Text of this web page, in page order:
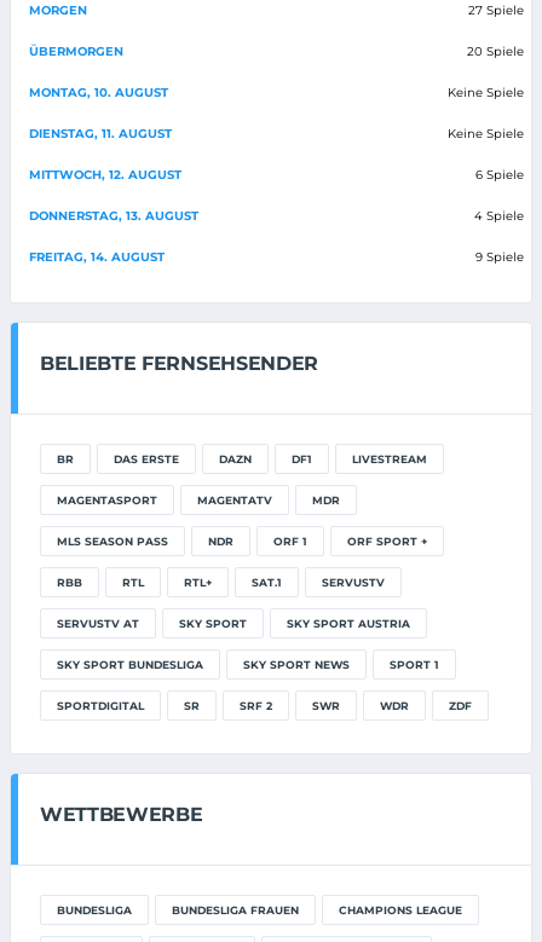
MORGEN 27 Spiele
ÜBERMORGEN 20 Spiele
MONTAG, 10. AUGUST Keine Spiele
DIENSTAG, 11. AUGUST Keine Spiele
MITTWOCH, 12. AUGUST 6 Spiele
DONNERSTAG, 13. AUGUST 4 Spiele
FREITAG, 14. AUGUST 9 Spiele
BELIEBTE FERNSEHSENDER
BR DAS ERSTE DAZN DF1 LIVESTREAM
MAGENTASPORT MAGENTATV MDR
MLS SEASON PASS NDR ORF 1 ORF SPORT +
RBB RTL RTL+ SAT.1 SERVUSTV
SERVUSTV AT SKY SPORT SKY SPORT AUSTRIA
SKY SPORT BUNDESLIGA SKY SPORT NEWS SPORT 1
SPORTDIGITAL SR SRF 2 SWR WDR ZDF
WETTBEWERBE
BUNDESLIGA BUNDESLIGA FRAUEN CHAMPIONS LEAGUE